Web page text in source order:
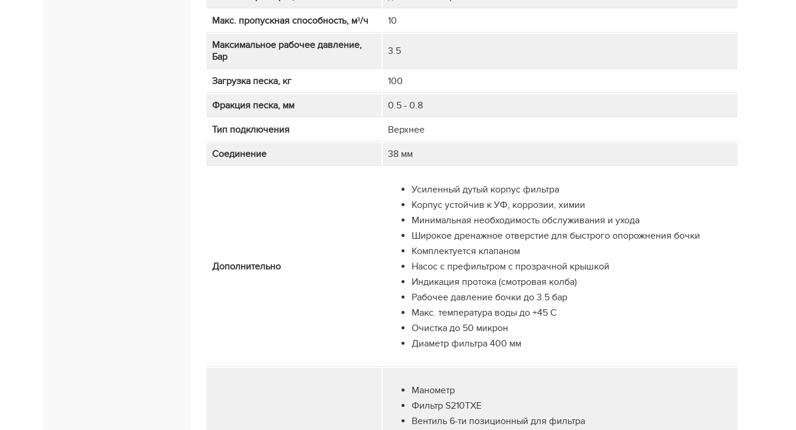
Макс. пропускная способность, м³/ч 10
Максимальное рабочее давление,
Бар
3.5
Загрузка песка, кг 100
Фракция песка, мм 0.5 - 0.8
Тип подключения Верхнее
Соединение 38 мм
Дополнительно
Усиленный дутый корпус фильтра
Корпус устойчив к УФ, коррозии, химии
Минимальная необходимость обслуживания и ухода
Широкое дренажное отверстие для быстрого опорожнения бочки
Комплектуется клапаном
Насос с префильтром с прозрачной крышкой
Индикация протока (смотровая колба)
Рабочее давление бочки до 3.5 бар
Макс. температура воды до +45 С
Очистка до 50 микрон
Диаметр фильтра 400 мм
Манометр
Фильтр S210TXE
Вентиль 6-ти позиционный для фильтра